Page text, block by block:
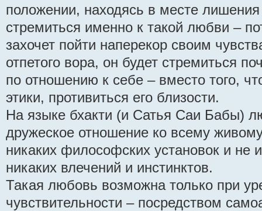
положении, находясь в месте
стремиться именно к такой любви –
захочет пойти наперекор своим
отпетого вора, он будет стремиться
по отношению к себе – вместо того,
этики, противиться его близости.
На языке бхакти (и Сатья Саи Бабы)
дружеское отношение ко всему
никаких философских установок и
никаких влечений и инстинктов.
Такая любовь возможна только при
чувствительности – посредством